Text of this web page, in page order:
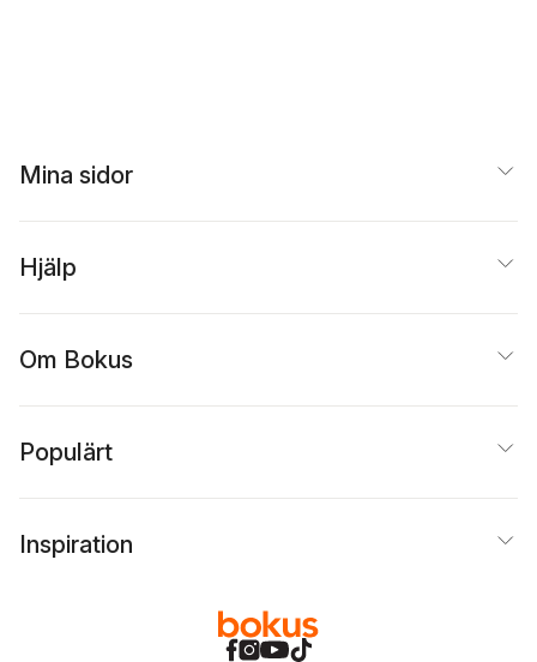
Mina sidor
Hjälp
Om Bokus
Populärt
Inspiration